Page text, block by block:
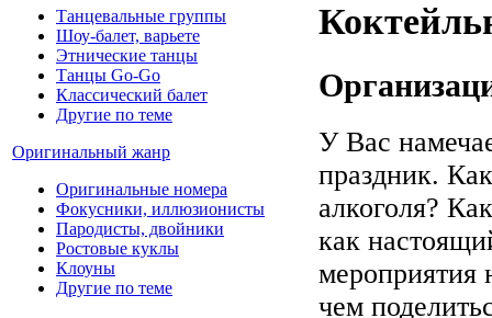
Танцевальные группы
Шоу-балет, варьете
Этнические танцы
Танцы Go-Go
Классический балет
Другие по теме
Оригинальный жанр
Оригинальные номера
Фокусники, иллюзионисты
Пародисты, двойники
Ростовые куклы
Клоуны
Другие по теме
У Вас
праздник.
алкоголя?
как
мероприятия
чем